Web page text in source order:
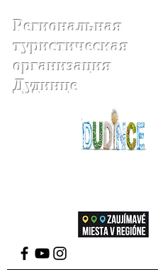
Региональная
туристическая
организация
Дудинце